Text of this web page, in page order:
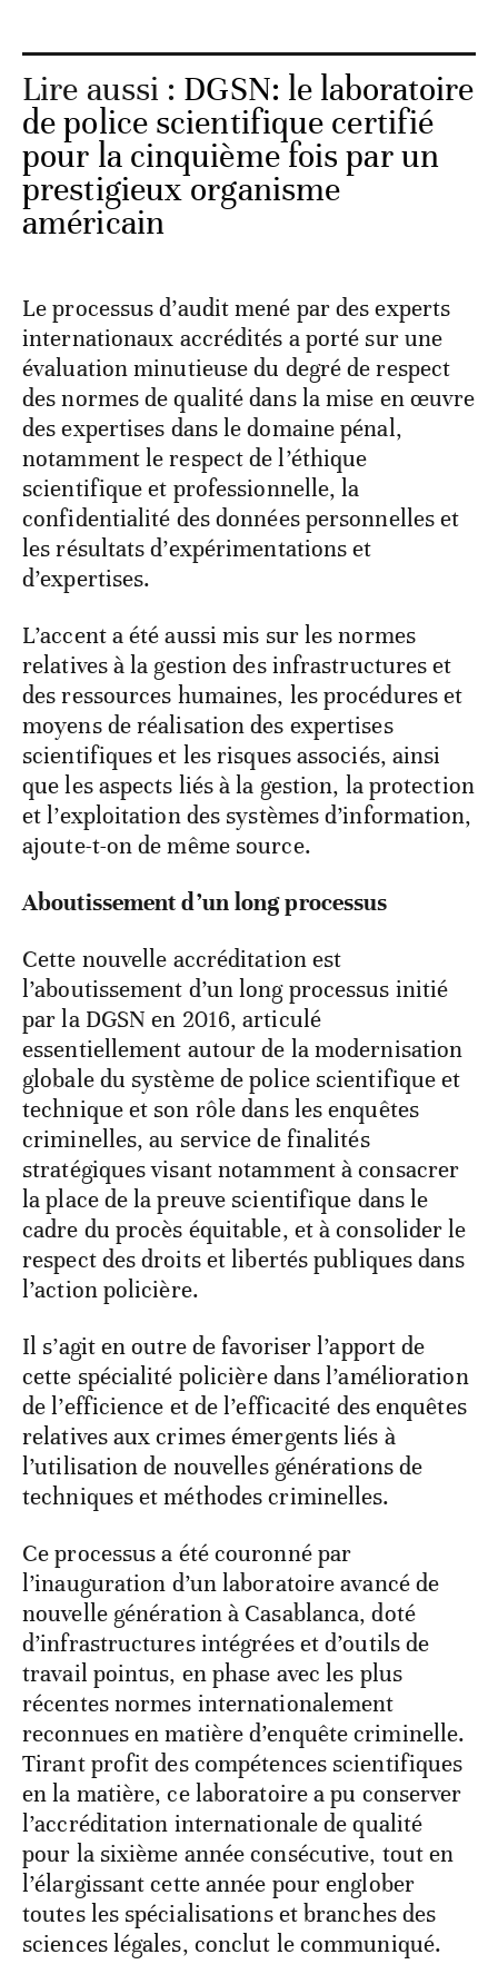
Lire aussi : DGSN: le laboratoire
de police scientifique certifié
pour la cinquième fois par un
prestigieux organisme
américain
Le processus d’audit mené par des experts
internationaux accrédités a porté sur une
évaluation minutieuse du degré de respect
des normes de qualité dans la mise en œuvre
des expertises dans le domaine pénal,
notamment le respect de l’éthique
scientifique et professionnelle, la
confidentialité des données personnelles et
les résultats d’expérimentations et
d’expertises.
L’accent a été aussi mis sur les normes
relatives à la gestion des infrastructures et
des ressources humaines, les procédures et
moyens de réalisation des expertises
scientifiques et les risques associés, ainsi
que les aspects liés à la gestion, la protection
et l’exploitation des systèmes d’information,
ajoute-t-on de même source.
Aboutissement d’un long processus
Cette nouvelle accréditation est
l’aboutissement d’un long processus initié
par la DGSN en 2016, articulé
essentiellement autour de la modernisation
globale du système de police scientifique et
technique et son rôle dans les enquêtes
criminelles, au service de finalités
stratégiques visant notamment à consacrer
la place de la preuve scientifique dans le
cadre du procès équitable, et à consolider le
respect des droits et libertés publiques dans
l’action policière.
Il s’agit en outre de favoriser l’apport de
cette spécialité policière dans l’amélioration
de l’efficience et de l’efficacité des enquêtes
relatives aux crimes émergents liés à
l’utilisation de nouvelles générations de
techniques et méthodes criminelles.
Ce processus a été couronné par
l’inauguration d’un laboratoire avancé de
nouvelle génération à Casablanca, doté
d’infrastructures intégrées et d’outils de
travail pointus, en phase avec les plus
récentes normes internationalement
reconnues en matière d’enquête criminelle.
Tirant profit des compétences scientifiques
en la matière, ce laboratoire a pu conserver
l’accréditation internationale de qualité
pour la sixième année consécutive, tout en
l’élargissant cette année pour englober
toutes les spécialisations et branches des
sciences légales, conclut le communiqué.